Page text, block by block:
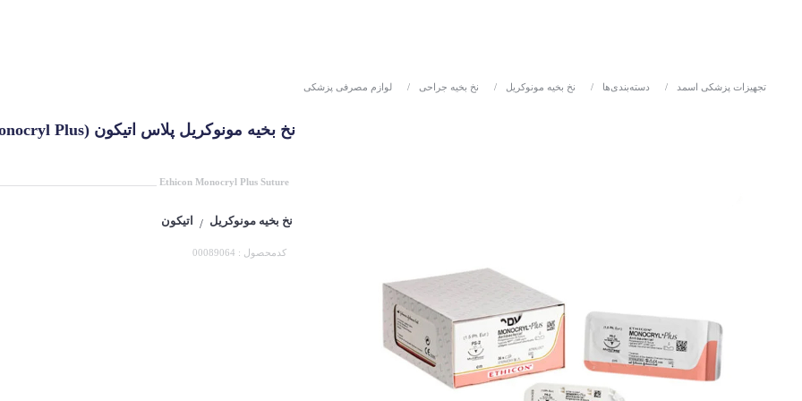
تجهیزات پزشکی اسمد / دسته‌بندی‌ها / نخ بخیه مونوکریل / نخ بخیه جراحی / لوازم مصرفی پزشکی
نخ بخیه مونوکریل پلاس اتیکون (Ethicon Monocryl Plus)
Ethicon Monocryl Plus Suture
نخ بخیه مونوکریل / اتیکون
کدمحصول : 00089064